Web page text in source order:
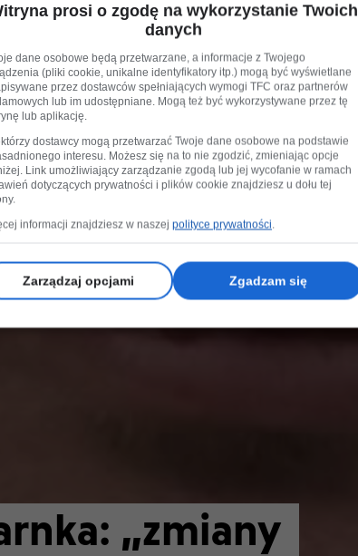
„zmiany
prosi o zgodę na wykorzystanie Twoich
danych
dane osobowe będą przetwarzane, a informacje z Twojego
(pliki cookie, unikalne identyfikatory itp.) mogą być wyświetlane
przez dostawców spełniających wymogi TFC oraz partnerów
lub im udostępniane. Mogą też być wykorzystywane przez tę
lub aplikację.
dostawcy mogą przetwarzać Twoje dane osobowe na podstawie
interesu. Możesz się na to nie zgodzić, zmieniając opcje
Link umożliwiający zarządzanie zgodą lub jej wycofanie w ramach
dotyczących prywatności i plików cookie znajdziesz u dołu tej
informacji znajdziesz w naszej polityce prywatności.
Zarządzaj opcjami Zgadzam się